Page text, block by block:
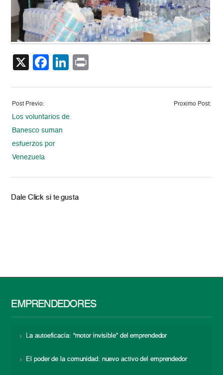
X Facebook
LinkedIn
Post Previo:
Los voluntarios de
Banesco suman
esfuerzos por
Venezuela
Proximo Post:
Dale Click si te gusta
EMPRENDEDORES
La autoeficacia: “motor invisible” del emprendedor
El poder de la comunidad: nuevo activo del emprendedor